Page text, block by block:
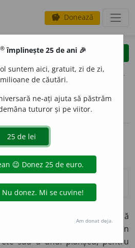
savings Donează
clear
opțiuni
de construcție din sticlă
de forma unui cilindru, în
sau a unui planșeu, pentru
® împlinește 25 de ani 🎉
suntem aici, gratuit, zi de zi,
de căutări.
ne-ați ajuta să păstrăm
tuturor și pe viitor.
Am donat deja.